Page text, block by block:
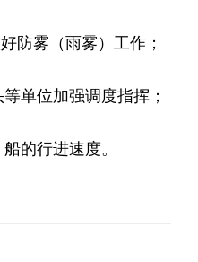
防雾（雨雾）工作；
单位加强调度指挥；
的行进速度。